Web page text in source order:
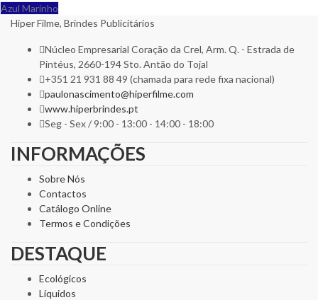
Azul Marinho
Hiper Filme, Brindes Publicitários
Núcleo Empresarial Coração da Crel, Arm. Q. - Estrada de
Pintéus, 2660-194 Sto. Antão do Tojal
+351 21 931 88 49 (chamada para rede fixa nacional)
paulonascimento@hiperfilme.com
www.hiperbrindes.pt
Seg - Sex / 9:00 - 13:00 - 14:00 - 18:00
INFORMAÇÕES
Sobre Nós
Contactos
Catálogo Online
Termos e Condições
DESTAQUE
Ecológicos
Líquidos